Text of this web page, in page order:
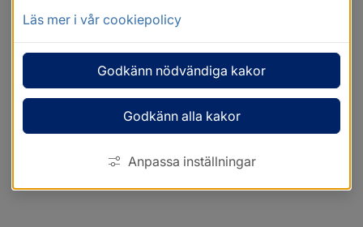
Läs mer i vår cookiepolicy
Godkänn nödvändiga kakor
Godkänn alla kakor
Anpassa inställningar